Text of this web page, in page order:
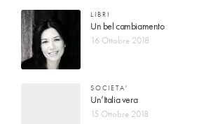
LIBRI
Un bel cambiamento
16 Ottobre 2018
SOCIETA'
Un’Italia vera
15 Ottobre 2018